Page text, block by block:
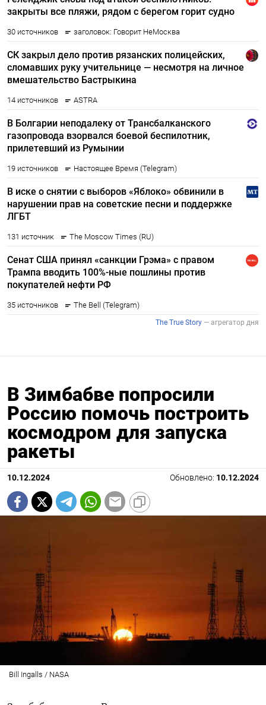
В Зимбабве попросили
Россию помочь построить
космодром для запуска
ракеты
10.12.2024 Обновлено: 10.12.2024
Bill Ingalls / NASA